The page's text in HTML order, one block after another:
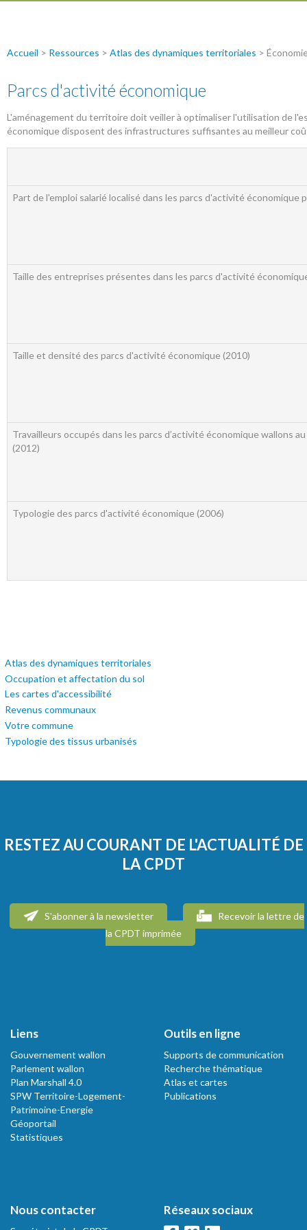
Atlas des dynamiques territoriales
Occupation et affectation du sol
Les cartes d'accessibilité
Revenus communaux
Votre commune
Typologie des tissus urbanisés
Accueil > Ressources > Atlas des dynamiques territoriales >
Parcs d'activité économique
L'aménagement du territoire doit veiller à optimaliser l'utilisation de
économique disposent des infrastructures suffisantes au meilleur
Part de l'emploi salarié localisé dans les parcs d'activité économique
Taille des entreprises présentes dans les parcs d'activité
Taille et densité des parcs d'activité économique (2010)
Travailleurs occupés dans les parcs d’activité économique wallons
(2012)
Typologie des parcs d'activité économique (2006)
RESTEZ AU COURANT DE L'ACTUALITÉ DE
LA CPDT
S'abonner à la newsletter
Recevoir la lettre de
la CPDT imprimée
Liens
Gouvernement wallon
Parlement wallon
Plan Marshall 4.0
SPW Territoire-Logement-
Patrimoine-Energie
Géoportail
Statistiques
Outils en ligne
Supports de communication
Recherche thématique
Atlas et cartes
Publications
Nous contacter Réseaux sociaux